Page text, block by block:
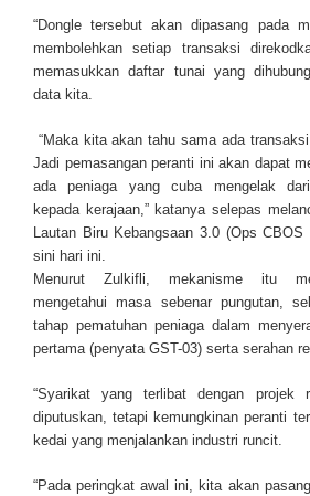
“Dongle tersebut akan dipasang pada
membolehkan setiap transaksi
memasukkan daftar tunai yang
data kita.
“Maka kita akan tahu sama ada
Jadi pemasangan peranti ini akan dapat
ada peniaga yang cuba mengelak
kepada kerajaan,” katanya selepas
Lautan Biru Kebangsaan 3.0 (Ops
sini hari ini.
Menurut Zulkifli, mekanisme itu
mengetahui masa sebenar pu­ngutan,
tahap pematuhan peniaga dalam
pertama (penyata GST-03) serta serahan
“Syarikat yang terlibat de­ngan projek
diputuskan, tetapi kemungkinan peranti
kedai yang menjalankan industri runcit.
“Pada peringkat awal ini, kita akan